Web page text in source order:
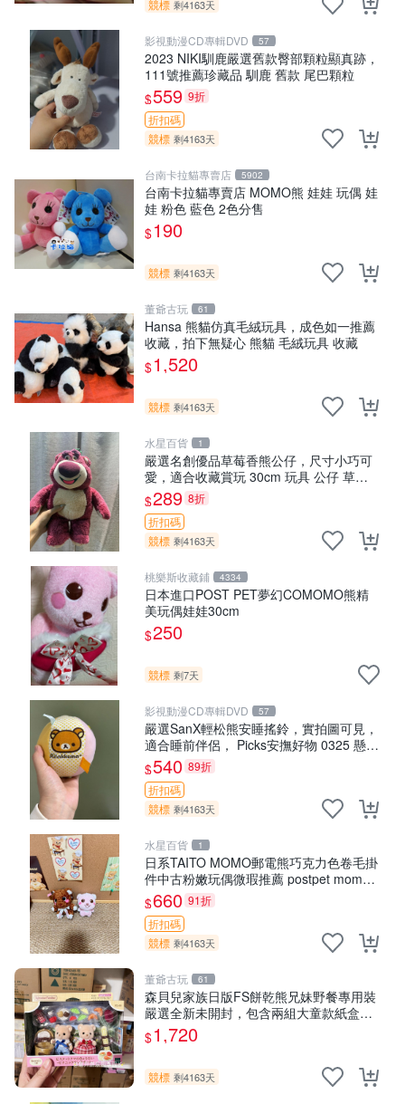
競標 剩4163天
影視動漫CD專輯DVD 57
2023 NIKI馴鹿嚴選舊款臀部顆粒顯真跡，
111號推薦珍藏品 馴鹿 舊款 尾巴顆粒
$559 9折
折扣碼
競標 剩4163天
台南卡拉貓專賣店 5902
台南卡拉貓專賣店 MOMO熊 娃娃 玩偶 娃
娃 粉色 藍色 2色分售
$190
競標 剩4163天
董爺古玩 61
Hansa 熊貓仿真毛絨玩具，成色如一推薦
收藏，拍下無疑心 熊貓 毛絨玩具 收藏
$1,520
競標 剩4163天
水星百貨 1
嚴選名創優品草莓香熊公仔，尺寸小巧可
愛，適合收藏賞玩 30cm 玩具 公仔 草莓
熊
$289 8折
折扣碼
競標 剩4163天
桃樂斯收藏鋪 4334
日本進口POST PET夢幻COMOMO熊精
美玩偶娃娃30cm
$250
競標 剩7天
影視動漫CD專輯DVD 57
嚴選SanX輕松熊安睡搖鈴，實拍圖可見，
適合睡前伴侶， Picks安撫好物 0325 懸吊
電腦
$540 89折
折扣碼
競標 剩4163天
水星百貨 1
日系TAITO MOMO郵電熊巧克力色卷毛掛
件中古粉嫩玩偶微瑕推薦 postpet momo
郵電熊 中古玩偶
$660 91折
折扣碼
競標 剩4163天
董爺古玩 61
森貝兒家族日版FS餅乾熊兄妹野餐專用裝
嚴選全新未開封，包含兩組大童款紙盒
裝，適合收藏與分享。 餅乾熊兄妹、野
餐、收藏
$1,720
競標 剩4163天